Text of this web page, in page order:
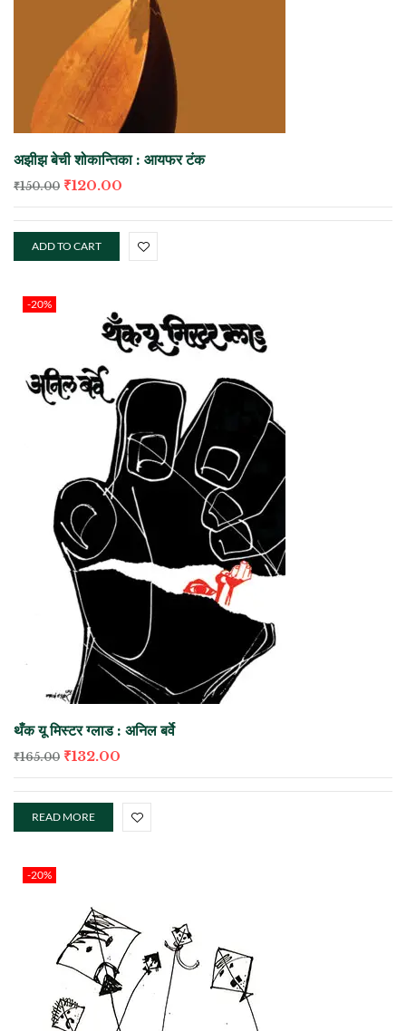
अझीझ बेची शोकान्तिका : आयफर टंक
₹150.00 ₹120.00
ADD TO CART
-20%
थँक यू मिस्टर ग्लाड : अनिल बर्वे
₹165.00 ₹132.00
READ MORE
-20%